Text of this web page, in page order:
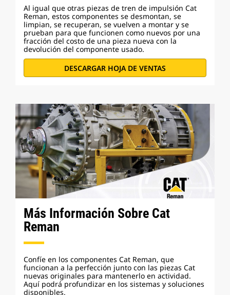
Al igual que otras piezas de tren de impulsión Cat
Reman, estos componentes se desmontan, se
limpian, se recuperan, se vuelven a montar y se
prueban para que funcionen como nuevos por una
fracción del costo de una pieza nueva con la
devolución del componente usado.
DESCARGAR HOJA DE VENTAS
Más Información Sobre Cat
Reman
Confíe en los componentes Cat Reman, que
funcionan a la perfección junto con las piezas Cat
nuevas originales para mantenerlo en actividad.
Aquí podrá profundizar en los sistemas y soluciones
disponibles.